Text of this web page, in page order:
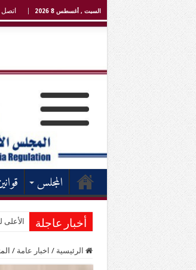
السبت , أغسطس 8 2026 اتصل
المجلس
أخبار عاجلة الأعلى
الرئيسية / اخبار عامة /